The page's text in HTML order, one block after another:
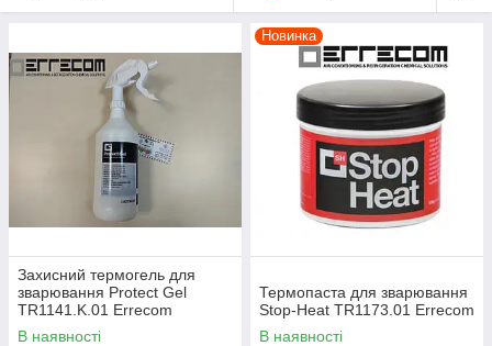
Захисний термогель для
зварювання Protect Gel
TR1141.K.01 Errecom
В наявності
Новинка
Термопаста для зварювання
Stop-Heat TR1173.01 Errecom
В наявності